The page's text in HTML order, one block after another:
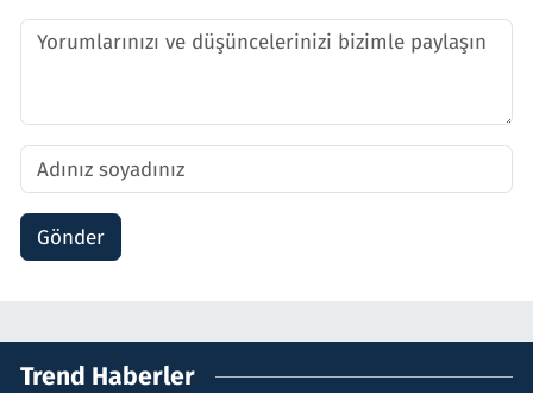
Gönder
Trend Haberler